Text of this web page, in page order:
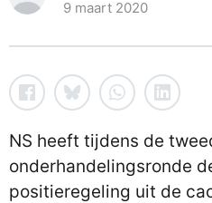
9 maart 2020
NS heeft tijdens de
onderhandelingsronde
positieregeling uit de